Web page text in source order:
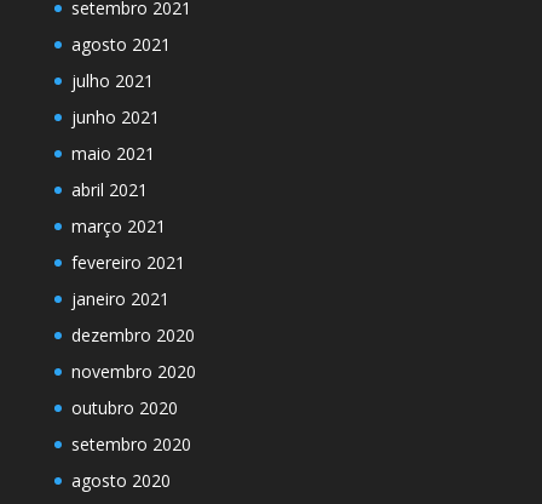
setembro 2021
agosto 2021
julho 2021
junho 2021
maio 2021
abril 2021
março 2021
fevereiro 2021
janeiro 2021
dezembro 2020
novembro 2020
outubro 2020
setembro 2020
agosto 2020